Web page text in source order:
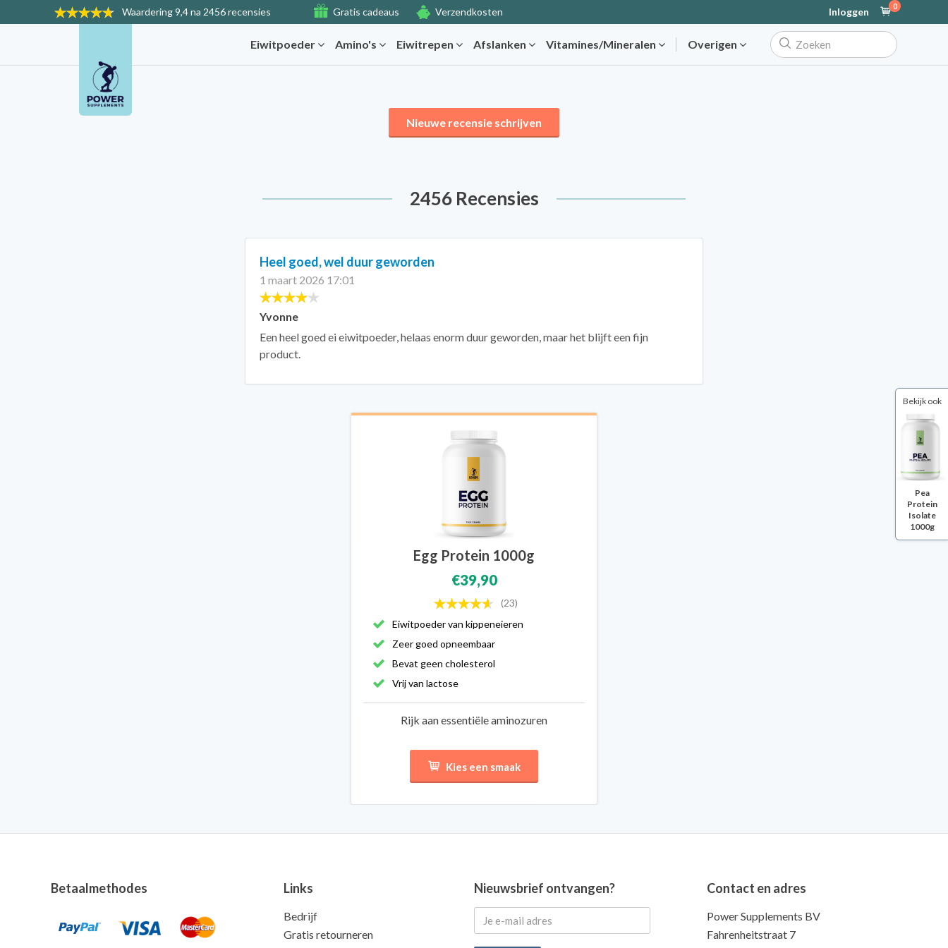
Waardering9,4 na 2456 recensies Gratis cadeaus Verzendkosten Inloggen 0
Eiwitpoeder Amino's Eiwitrepen Afslanken Vitamines/Mineralen Overigen
Nieuwe recensie schrijven
2456 Recensies
Heel goed, wel duur geworden
1 maart 2026 17:01
Yvonne
Een heel goed ei eiwitpoeder, helaas enorm duur geworden, maar het blijft een fijn
product.
Egg Protein 1000g
€39,90
(23)
Eiwitpoeder van kippeneieren
Zeer goed opneembaar
Bevat geen cholesterol
Vrij van lactose
Rijk aan essentiële aminozuren
Kies een smaak
Betaalmethodes Links
Bedrijf
Gratis retourneren
Nieuwsbrief ontvangen? Contact en adres
Power Supplements BV
Fahrenheitstraat 7
Bekijk ook
Pea
Protein
Isolate
1000g